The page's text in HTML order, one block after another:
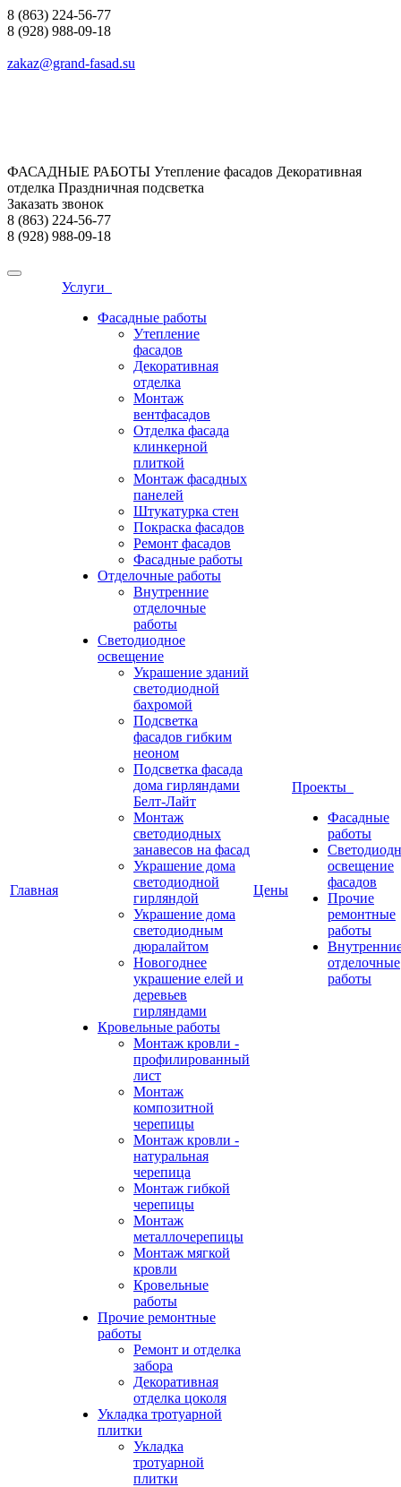
8 (863) 224-56-77
8 (928) 988-09-18
zakaz@grand-fasad.su
ФАСАДНЫЕ РАБОТЫ Утепление фасадов Декоративная
отделка Праздничная подсветка
Заказать звонок
8 (863) 224-56-77
8 (928) 988-09-18
Главная
Услуги
Фасадные работы
Утепление
фасадов
Декоративная
отделка
Монтаж
вентфасадов
Отделка фасада
клинкерной
плиткой
Монтаж фасадных
панелей
Штукатурка стен
Покраска фасадов
Ремонт фасадов
Фасадные работы
Отделочные работы
Внутренние
отделочные
работы
Светодиодное
освещение
Украшение зданий
светодиодной
бахромой
Подсветка
фасадов гибким
неоном
Подсветка фасада
дома гирляндами
Белт-Лайт
Монтаж
светодиодных
занавесов на фасад
Украшение дома
светодиодной
гирляндой
Украшение дома
светодиодным
дюралайтом
Новогоднее
украшение елей и
деревьев
гирляндами
Кровельные работы
Монтаж кровли -
профилированный
лист
Монтаж
композитной
черепицы
Монтаж кровли -
натуральная
черепица
Монтаж гибкой
черепицы
Монтаж
металлочерепицы
Монтаж мягкой
кровли
Кровельные
работы
Прочие ремонтные
работы
Ремонт и отделка
забора
Декоративная
отделка цоколя
Укладка тротуарной
плитки
Укладка
тротуарной
плитки
Цены
Проекты
Фасадные
работы
освещение
фасадов
Прочие
ремонтные
работы
отделочные
работы